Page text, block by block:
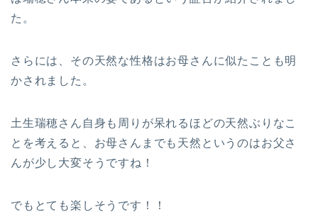
た。
さらには、その天然な性格はお母さんに似たことも明
かされました。
土生瑞穂さん自身も周りが呆れるほどの天然ぶりなこ
とを考えると、お母さんまでも天然というのはお父さ
んが少し大変そうですね！
でもとても楽しそうです！！